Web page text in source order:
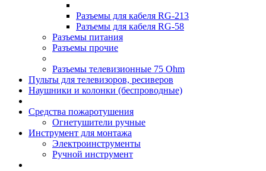
Разъемы для кабеля RG-213
Разъемы для кабеля RG-58
Разъемы питания
Разъемы прочие
Разъемы телевизионные 75 Ohm
Пульты для телевизоров, ресиверов
Наушники и колонки (беспроводные)
Средства пожаротушения
Огнетушители ручные
Инструмент для монтажа
Электроинструменты
Ручной инструмент